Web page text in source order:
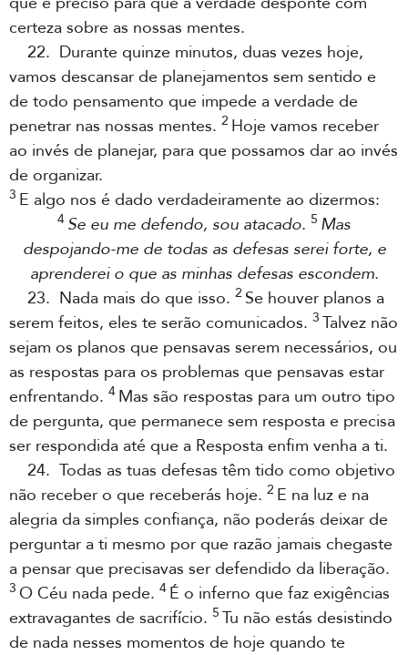
certeza sobre as nossas mentes.
22. Durante quinze minutos, duas vezes hoje,
vamos descansar de planejamentos sem sentido e
de todo pensamento que impede a verdade de
penetrar nas nossas mentes. 2 Hoje vamos receber
ao invés de planejar, para que possamos dar ao invés
de organizar.
3 E algo nos é dado verdadeiramente ao dizermos:
4 Se eu me defendo, sou atacado. 5 Mas
despojando-me de todas as defesas serei forte, e
aprenderei o que as minhas defesas escondem.
23. Nada mais do que isso. 2 Se houver planos a
serem feitos, eles te serão comunicados. 3 Talvez não
sejam os planos que pensavas serem necessários, ou
as respostas para os problemas que pensavas estar
enfrentando. 4 Mas são respostas para um outro tipo
de pergunta, que permanece sem resposta e precisa
ser respondida até que a Resposta enfim venha a ti.
24. Todas as tuas defesas têm tido como objetivo
não receber o que receberás hoje. 2 E na luz e na
alegria da simples confiança, não poderás deixar de
perguntar a ti mesmo por que razão jamais chegaste
a pensar que precisavas ser defendido da liberação.
3 O Céu nada pede. 4 É o inferno que faz exigências
extravagantes de sacrifício. 5 Tu não estás desistindo
de nada nesses momentos de hoje quando te